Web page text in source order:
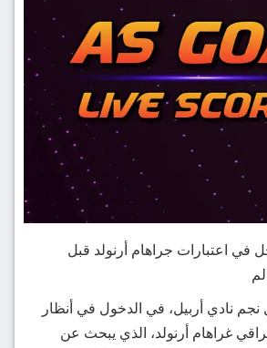
اعتبارات جراهام أرنولد قبل
نادي أربيل، في الدخول في أنظار
غراهام أرنولد، الذي يبحث عن